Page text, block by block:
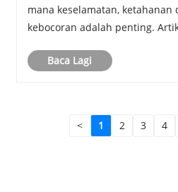
mana keselamatan, ketahanan
kebocoran adalah penting.
DIN 2817, termasuk struktur,
Baca Lagi
< 1 2 3 4